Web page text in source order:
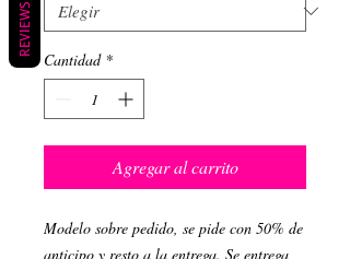
Cantidad *
Agregar al carrito
Modelo sobre pedido, se pide con 50% de
anticipo y resto a la entrega. Se entrega
REVIEWS